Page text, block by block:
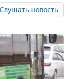
Слушать новость